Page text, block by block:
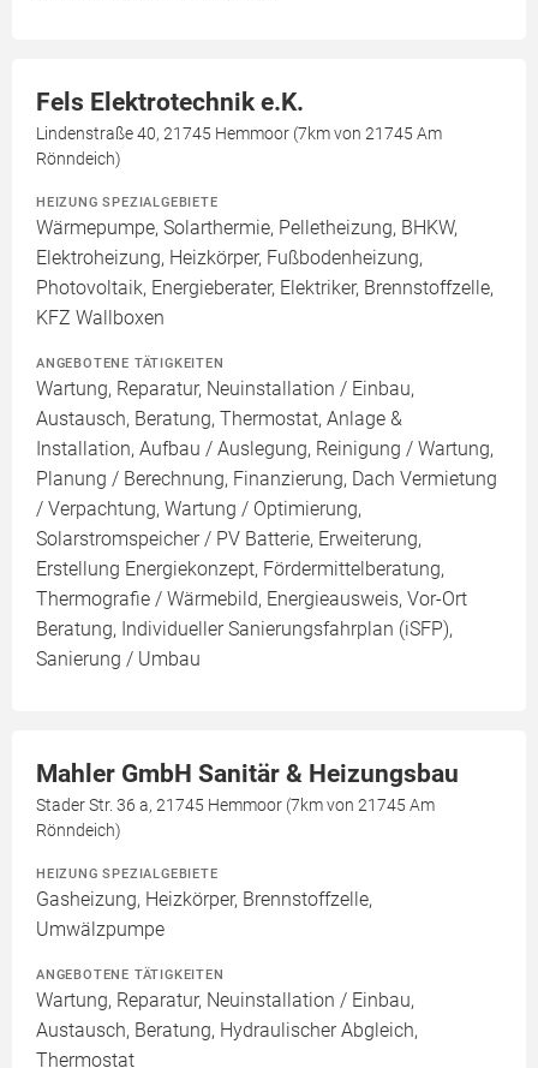
Fels Elektrotechnik e.K.
Lindenstraße 40, 21745 Hemmoor (7km von 21745 Am
Rönndeich)
HEIZUNG SPEZIALGEBIETE
Wärmepumpe, Solarthermie, Pelletheizung, BHKW,
Elektroheizung, Heizkörper, Fußbodenheizung,
Photovoltaik, Energieberater, Elektriker, Brennstoffzelle,
KFZ Wallboxen
ANGEBOTENE TÄTIGKEITEN
Wartung, Reparatur, Neuinstallation / Einbau,
Austausch, Beratung, Thermostat, Anlage &
Installation, Aufbau / Auslegung, Reinigung / Wartung,
Planung / Berechnung, Finanzierung, Dach Vermietung
/ Verpachtung, Wartung / Optimierung,
Solarstromspeicher / PV Batterie, Erweiterung,
Erstellung Energiekonzept, Fördermittelberatung,
Thermografie / Wärmebild, Energieausweis, Vor-Ort
Beratung, Individueller Sanierungsfahrplan (iSFP),
Sanierung / Umbau
Mahler GmbH Sanitär & Heizungsbau
Stader Str. 36 a, 21745 Hemmoor (7km von 21745 Am
Rönndeich)
HEIZUNG SPEZIALGEBIETE
Gasheizung, Heizkörper, Brennstoffzelle,
Umwälzpumpe
ANGEBOTENE TÄTIGKEITEN
Wartung, Reparatur, Neuinstallation / Einbau,
Austausch, Beratung, Hydraulischer Abgleich,
Thermostat